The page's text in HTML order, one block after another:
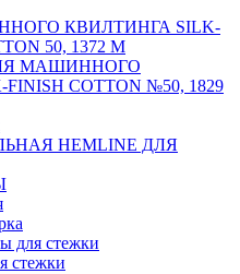
КВИЛТИНГА SILK-
50, 1372 М
МАШИННОГО
COTTON №50, 1829
HEMLINE ДЛЯ
для стежки
стежки